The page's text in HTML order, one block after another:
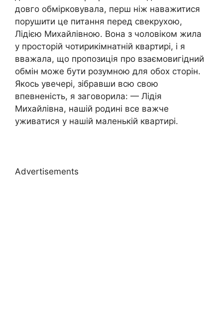
довго обмірковувала, перш ніж наважитися
порушити це питання перед свекрухою,
Лідією Михайлівною. Вона з чоловіком жила
у просторій чотирикімнатній квартирі, і я
вважала, що пропозиція про взаємовигідний
обмін може бути розумною для обох сторін.
Якось увечері, зібравши всю свою
впевненість, я заговорила: — Лідія
Михайлівна, нашій родині все важче
уживатися у нашій маленькій квартирі.
Advertisements